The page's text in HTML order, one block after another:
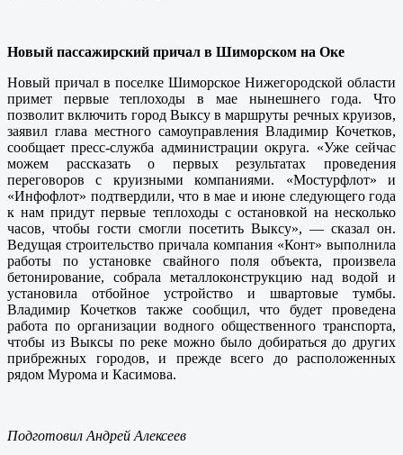
Новый пассажирский причал в Шиморском на Оке
Новый причал в поселке Шиморское Нижегородской области
примет первые теплоходы в мае нынешнего года. Что
позволит включить город Выксу в маршруты речных круизов,
заявил глава местного самоуправления Владимир Кочетков,
сообщает пресс-служба администрации округа. «Уже сейчас
можем рассказать о первых результатах проведения
переговоров с круизными компаниями. «Мостурфлот» и
«Инфофлот» подтвердили, что в мае и июне следующего года
к нам придут первые теплоходы с остановкой на несколько
часов, чтобы гости смогли посетить Выксу», — сказал он.
Ведущая строительство причала компания «Конт» выполнила
работы по установке свайного поля объекта, произвела
бетонирование, собрала металлоконструкцию над водой и
установила отбойное устройство и швартовые тумбы.
Владимир Кочетков также сообщил, что будет проведена
работа по организации водного общественного транспорта,
чтобы из Выксы по реке можно было добираться до других
прибрежных городов, и прежде всего до расположенных
рядом Мурома и Касимова.
Подготовил Андрей Алексеев